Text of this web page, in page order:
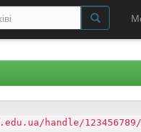
handle/123456789/